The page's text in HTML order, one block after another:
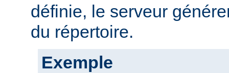
définie, le serveur
du répertoire.
Exemple